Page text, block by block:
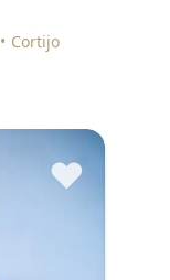
Cortijo
♥